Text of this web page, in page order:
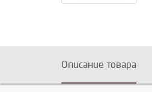
Описание товара